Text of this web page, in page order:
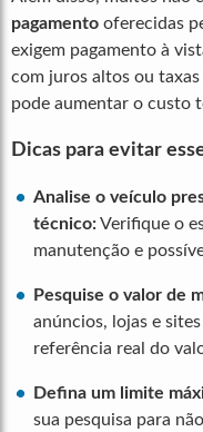
pagamento oferecidas
exigem pagamento à
com juros altos ou
pode aumentar o custo
Dicas para evitar
Analise o veículo
técnico:Verifique o
manutenção e
Pesquise o valor de
anúncios, lojas e
referência real do
Defina um limite
sua pesquisa para